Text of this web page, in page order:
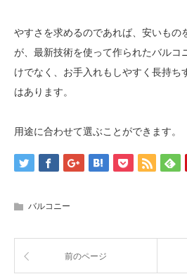
やすさを求めるのであれば、安いもの
が、最新技術を使って作られたバルコ
けでなく、お手入れもしやすく長持ち
はあります。
用途に合わせて選ぶことができます。
バルコニー
前のページ